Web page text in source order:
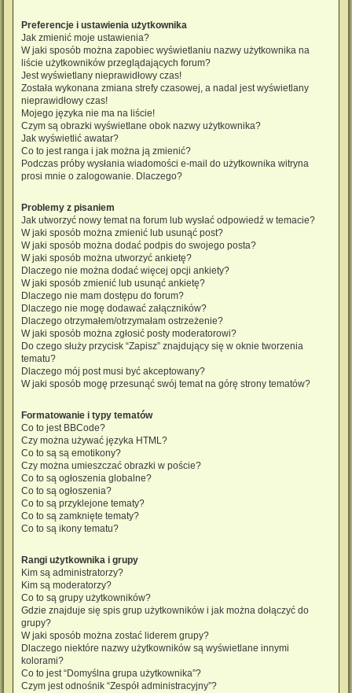
Preferencje i ustawienia użytkownika
Jak zmienić moje ustawienia?
W jaki sposób można zapobiec wyświetlaniu nazwy użytkownika na
liście użytkowników przeglądających forum?
Jest wyświetlany nieprawidłowy czas!
Została wykonana zmiana strefy czasowej, a nadal jest wyświetlany
nieprawidłowy czas!
Mojego języka nie ma na liście!
Czym są obrazki wyświetlane obok nazwy użytkownika?
Jak wyświetlić awatar?
Co to jest ranga i jak można ją zmienić?
Podczas próby wysłania wiadomości e-mail do użytkownika witryna
prosi mnie o zalogowanie. Dlaczego?
Problemy z pisaniem
Jak utworzyć nowy temat na forum lub wysłać odpowiedź w temacie?
W jaki sposób można zmienić lub usunąć post?
W jaki sposób można dodać podpis do swojego posta?
W jaki sposób można utworzyć ankietę?
Dlaczego nie można dodać więcej opcji ankiety?
W jaki sposób zmienić lub usunąć ankietę?
Dlaczego nie mam dostępu do forum?
Dlaczego nie mogę dodawać załączników?
Dlaczego otrzymałem/otrzymałam ostrzeżenie?
W jaki sposób można zgłosić posty moderatorowi?
Do czego służy przycisk “Zapisz” znajdujący się w oknie tworzenia
tematu?
Dlaczego mój post musi być akceptowany?
W jaki sposób mogę przesunąć swój temat na górę strony tematów?
Formatowanie i typy tematów
Co to jest BBCode?
Czy można używać języka HTML?
Co to są są emotikony?
Czy można umieszczać obrazki w poście?
Co to są ogłoszenia globalne?
Co to są ogłoszenia?
Co to są przyklejone tematy?
Co to są zamknięte tematy?
Co to są ikony tematu?
Rangi użytkownika i grupy
Kim są administratorzy?
Kim są moderatorzy?
Co to są grupy użytkowników?
Gdzie znajduje się spis grup użytkowników i jak można dołączyć do
grupy?
W jaki sposób można zostać liderem grupy?
Dlaczego niektóre nazwy użytkowników są wyświetlane innymi
kolorami?
Co to jest “Domyślna grupa użytkownika”?
Czym jest odnośnik “Zespół administracyjny”?